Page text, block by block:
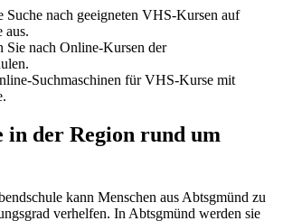
Suche nach geeigneten VHS-Kursen auf
aus.
Sie nach Online-Kursen der
Suchmaschinen für VHS-Kurse mit
in der Region rund um
kann Menschen aus Abtsgmünd zu
verhelfen. In Abtsgmünd werden sie